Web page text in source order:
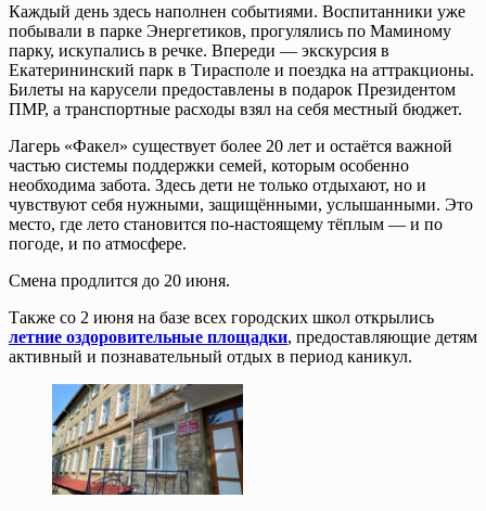
Каждый день здесь наполнен событиями. Воспитанники уже
побывали в парке Энергетиков, прогулялись по Маминому
парку, искупались в речке. Впереди — экскурсия в
Екатерининский парк в Тирасполе и поездка на аттракционы.
Билеты на карусели предоставлены в подарок Президентом
ПМР, а транспортные расходы взял на себя местный бюджет.
Лагерь «Факел» существует более 20 лет и остаётся важной
частью системы поддержки семей, которым особенно
необходима забота. Здесь дети не только отдыхают, но и
чувствуют себя нужными, защищёнными, услышанными. Это
место, где лето становится по-настоящему тёплым — и по
погоде, и по атмосфере.
Смена продлится до 20 июня.
Также со 2 июня на базе всех городских школ открылись
летние оздоровительные площадки, предоставляющие детям
активный и познавательный отдых в период каникул.